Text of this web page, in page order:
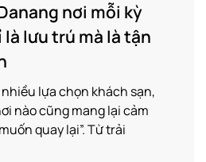
nơi mỗi kỳ
lưu trú mà là tận
lựa chọn khách sạn,
nào cũng mang lại cảm
quay lại”. Từ trải